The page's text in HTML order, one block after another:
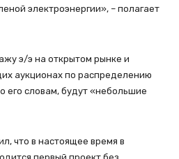
электроэнергии», – полагает
э/э на открытом рынке и
аукционах по распределению
его словам, будут «небольшие
что в настоящее время в